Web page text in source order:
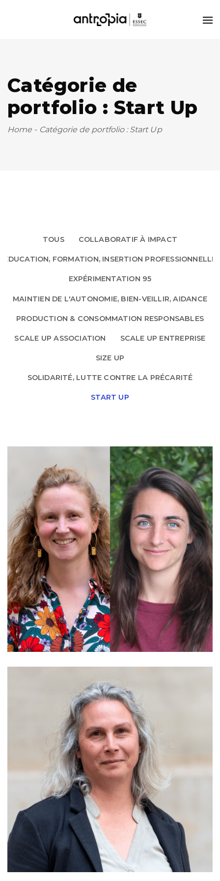
Catégorie de
portfolio : Start Up
Home - Catégorie de portfolio : Start Up
TOUS COLLABORATIF À IMPACT
EDUCATION, FORMATION, INSERTION PROFESSIONNELLE
EXPÉRIMENTATION 95
MAINTIEN DE L'AUTONOMIE, BIEN-VEILLIR, AIDANCE
PRODUCTION & CONSOMMATION RESPONSABLES
SCALE UP ASSOCIATION SCALE UP ENTREPRISE
SIZE UP
SOLIDARITÉ, LUTTE CONTRE LA PRÉCARITÉ
START UP
EDUCATION, FORMATION, INSERTION
PROFESSIONNELLE
EDUCATION, FORMATION, INSERTION
PROFESSIONNELLE